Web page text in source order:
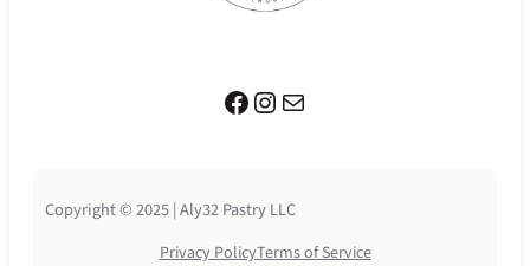
Facebook Instagram Mail
Copyright © 2025 | Aly32 Pastry LLC
Privacy PolicyTerms of Service